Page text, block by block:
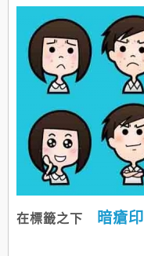
在標籤之下 暗瘡印